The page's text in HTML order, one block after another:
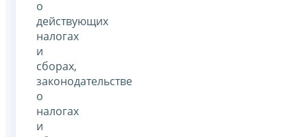
о
действующих
налогах
и
сборах,
законодательстве
о
налогах
и